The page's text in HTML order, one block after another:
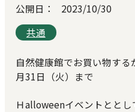
公開日：
2023/10/30
共通
自然健康館でお買い物す
月31日（火）まで
Ｈalloweenイベントととし